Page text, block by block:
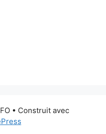
• Construit avec